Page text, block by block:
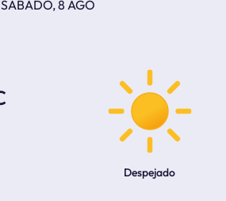
SÁBADO, 8 AGO
Despejado